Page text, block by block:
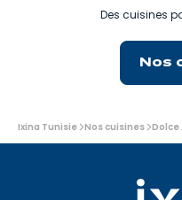
Des cuisines
Nos
Vous
êtes
Ixina Tunisie Nos cuisines Dolce